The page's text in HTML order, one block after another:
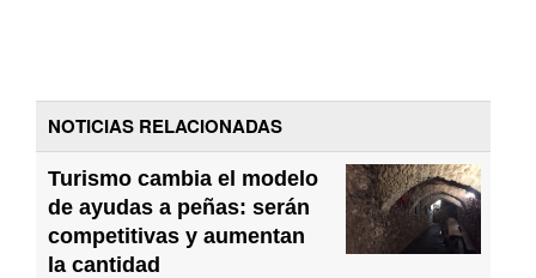
NOTICIAS RELACIONADAS
Turismo cambia el modelo
de ayudas a peñas: serán
competitivas y aumentan
la cantidad